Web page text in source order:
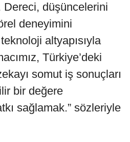
Dereci, düşüncelerini
deneyimini
altyapısıyla
Türkiye’deki
somut iş sonuçları
bir değere
sağlamak.” sözleriyle